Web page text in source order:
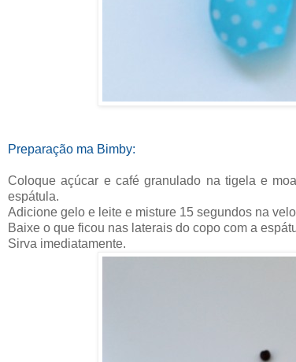
Preparação ma Bimby:
Coloque açúcar e café granulado na tigela e
espátula.
Adicione gelo e leite e misture 15 segundos na
Baixe o que ficou nas laterais do copo com a
Sirva imediatamente.